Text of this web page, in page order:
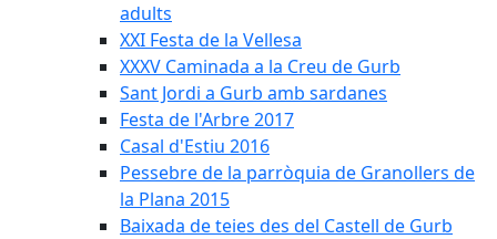
adults
XXI Festa de la Vellesa
XXXV Caminada a la Creu de Gurb
Sant Jordi a Gurb amb sardanes
Festa de l'Arbre 2017
Casal d'Estiu 2016
Pessebre de la parròquia de Granollers de
la Plana 2015
Baixada de teies des del Castell de Gurb